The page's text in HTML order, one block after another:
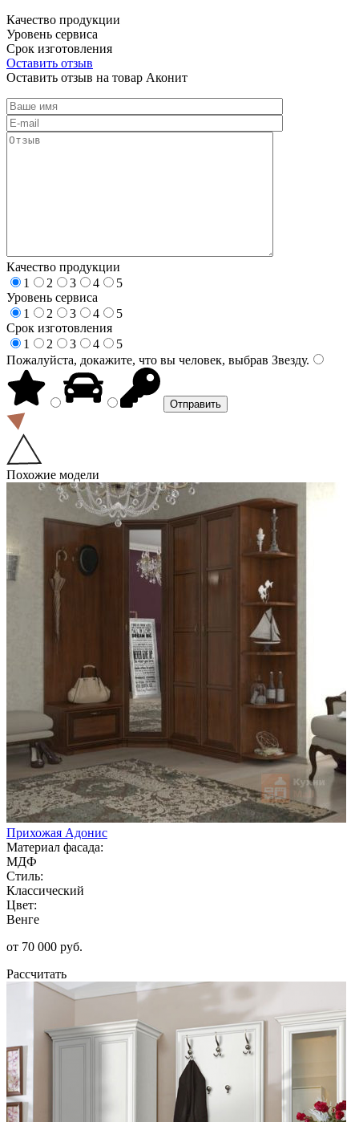
Качество продукции
Уровень сервиса
Срок изготовления
Оставить отзыв
Оставить отзыв на товар Аконит
Качество продукции
1
2 3 4
5
Уровень сервиса
1
2 3 4
5
Срок изготовления
1
2 3 4
5
Пожалуйста, докажите, что вы человек, выбрав Звезду.
Похожие модели
Прихожая Адонис
Материал фасада:
МДФ
Стиль:
Классический
Цвет:
Венге
от 70 000 руб.
Рассчитать